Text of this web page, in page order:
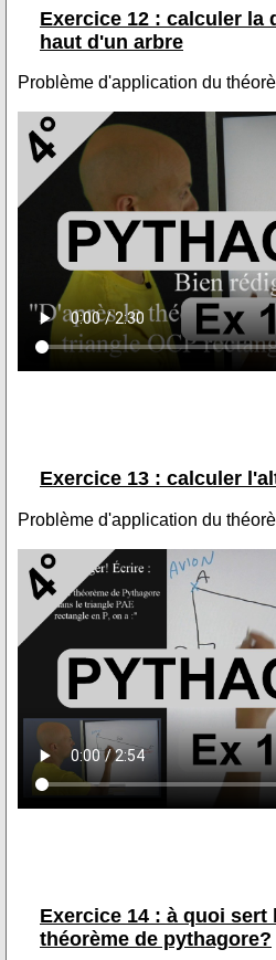
Exercice 12 : calculer la
haut d'un arbre
Problème d'application du
Exercice 13 : calculer
Problème d'application du
Exercice 14 : à quoi sert
théorème de pythagore?